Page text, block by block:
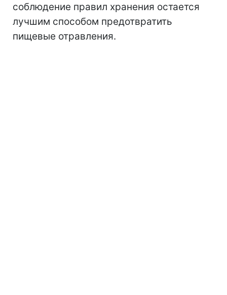
соблюдение правил хранения остается
лучшим способом предотвратить
пищевые отравления.